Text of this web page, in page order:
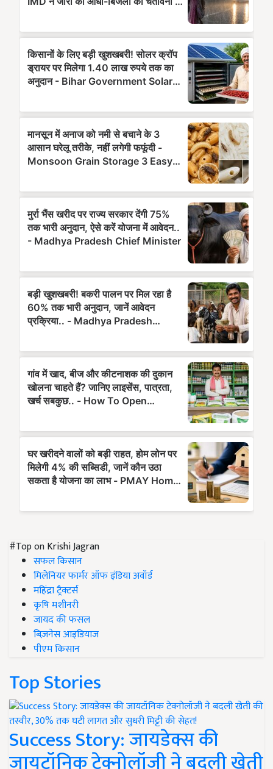
#Top on Krishi Jagran
सफल किसान
मिलेनियर फार्मर ऑफ इंडिया अवॉर्ड
महिंद्रा ट्रैक्टर्स
कृषि मशीनरी
जायद की फसल
बिज़नेस आइडियाज
पीएम किसान
Top Stories
Success Story: जायडेक्स की